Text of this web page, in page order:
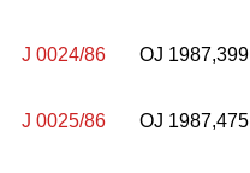
J 0024/86 OJ 1987,399
J 0025/86 OJ 1987,475